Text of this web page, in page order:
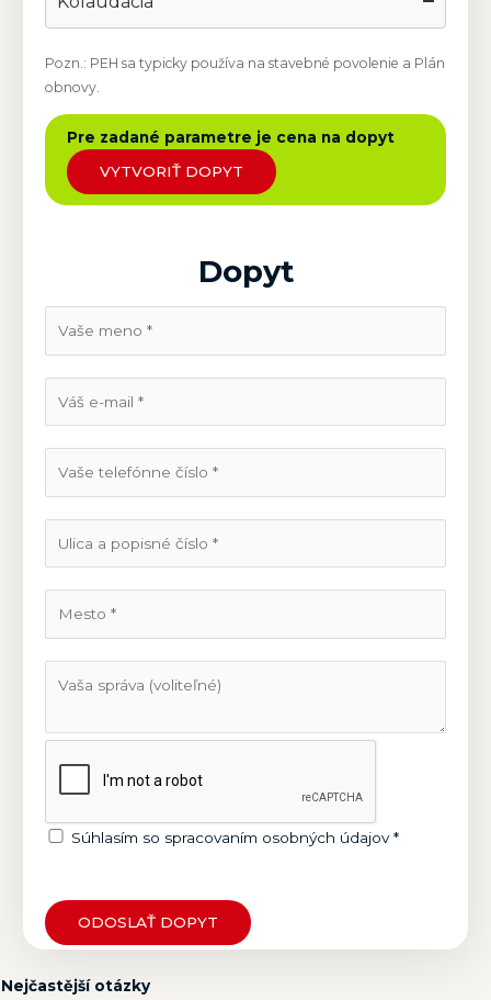
Pozn.: PEH sa typicky používa na stavebné povolenie a Plán
obnovy.
Pre zadané parametre je cena na dopyt
VYTVORIŤ DOPYT
Dopyt
Súhlasím so spracovaním osobných údajov *
ODOSLAŤ DOPYT
Nejčastější otázky